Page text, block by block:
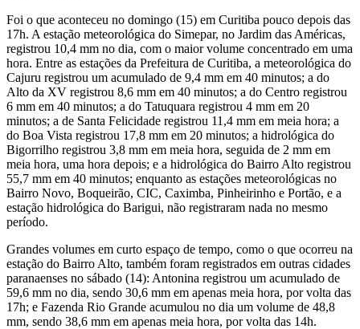
Foi o que aconteceu no domingo (15) em Curitiba pouco depois das
17h. A estação meteorológica do Simepar, no Jardim das Américas,
registrou 10,4 mm no dia, com o maior volume concentrado em uma
hora. Entre as estações da Prefeitura de Curitiba, a meteorológica do
Cajuru registrou um acumulado de 9,4 mm em 40 minutos; a do
Alto da XV registrou 8,6 mm em 40 minutos; a do Centro registrou
6 mm em 40 minutos; a do Tatuquara registrou 4 mm em 20
minutos; a de Santa Felicidade registrou 11,4 mm em meia hora; a
do Boa Vista registrou 17,8 mm em 20 minutos; a hidrológica do
Bigorrilho registrou 3,8 mm em meia hora, seguida de 2 mm em
meia hora, uma hora depois; e a hidrológica do Bairro Alto registrou
55,7 mm em 40 minutos; enquanto as estações meteorológicas no
Bairro Novo, Boqueirão, CIC, Caximba, Pinheirinho e Portão, e a
estação hidrológica do Barigui, não registraram nada no mesmo
período.
Grandes volumes em curto espaço de tempo, como o que ocorreu na
estação do Bairro Alto, também foram registrados em outras cidades
paranaenses no sábado (14): Antonina registrou um acumulado de
59,6 mm no dia, sendo 30,6 mm em apenas meia hora, por volta das
17h; e Fazenda Rio Grande acumulou no dia um volume de 48,8
mm, sendo 38,6 mm em apenas meia hora, por volta das 14h.